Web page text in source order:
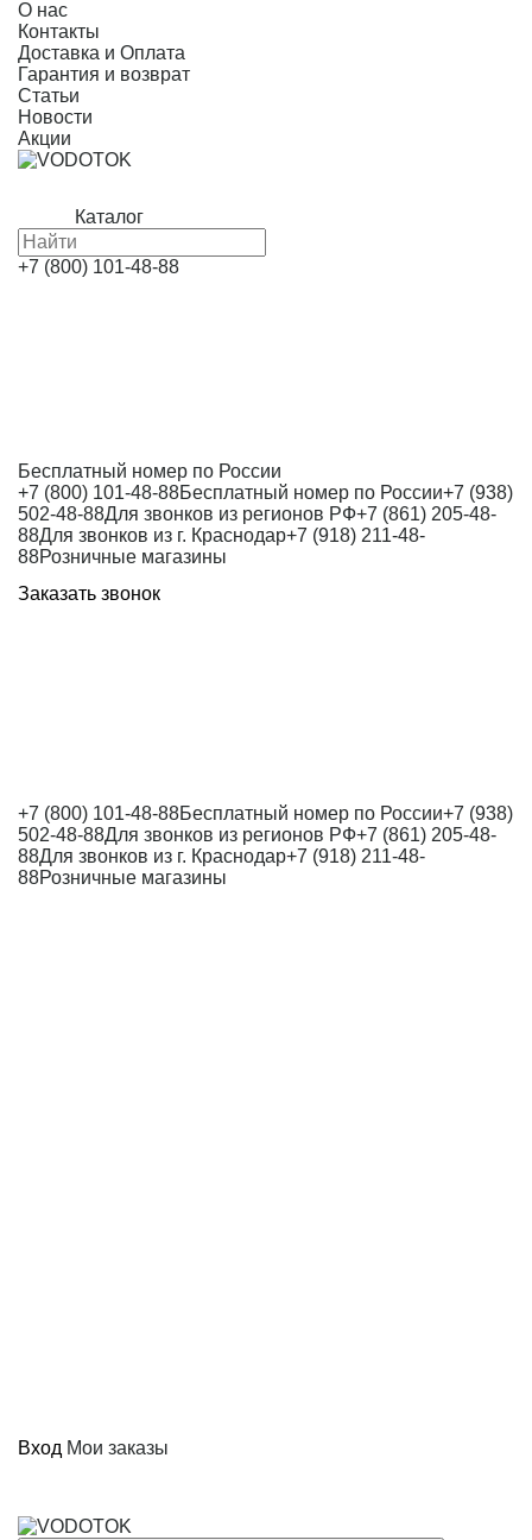
О нас
Контакты
Доставка и Оплата
Гарантия и возврат
Статьи
Новости
Акции
Каталог
+7 (800) 101-48-88
Бесплатный номер по России
+7 (800) 101-48-88Бесплатный номер по России+7 (938)
502-48-88Для звонков из регионов РФ+7 (861) 205-48-
88Для звонков из г. Краснодар+7 (918) 211-48-
88Розничные магазины
Заказать звонок
+7 (800) 101-48-88Бесплатный номер по России+7 (938)
502-48-88Для звонков из регионов РФ+7 (861) 205-48-
88Для звонков из г. Краснодар+7 (918) 211-48-
88Розничные магазины
Вход Мои заказы